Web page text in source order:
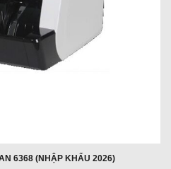
6368 (NHẬP KHẨU 2026)